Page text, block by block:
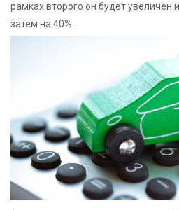
рамках второго он будет увеличен
затем на 40%.